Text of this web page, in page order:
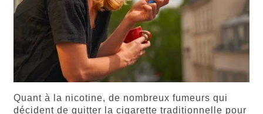
Quant à la nicotine, de nombreux fumeurs qui
décident de quitter la cigarette traditionnelle pour